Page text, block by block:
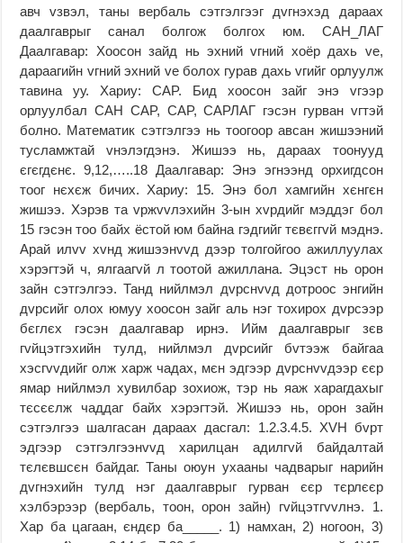
авч vзвэл, таны вербаль сэтгэлгээг дvгнэхэд дараах
даалгаврыг санал болгож болгох юм. САН_ЛАГ
Даалгавар: Хоосон зайд нь эхний vгний хоёр дахь ve,
дараагийн vгний эхний ve болох гурав дахь vгийг орлуулж
тавина уу. Хариу: CAP. Бид хоосон зайг энэ vгээр
орлуулбал САН CAP, CAP, САРЛАГ гэсэн гурван vгтэй
болно. Математик сэтгэлгээ нь тоогоор авсан жишээний
тусламжтай vнэлэгдэнэ. Жишээ нь, дараах тоонууд
єгєгдєнє. 9,12,…..18 Даалгавар: Энэ эгнээнд орхигдсон
тоог нєхєж бичих. Хариу: 15. Энэ бол хамгийн хєнгєн
жишээ. Хэрэв та vржvvлэхийн 3-ын хvрдийг мэддэг бол
15 гэсэн тоо байх ёстой юм байна гэдгийг тєвєггvй мэднэ.
Арай илvv хvнд жишээнvvд дээр толгойгоо ажиллуулах
хэрэгтэй ч, ялгаагvй л тоотой ажиллана. Эцэст нь орон
зайн сэтгэлгээ. Танд нийлмэл дvрснvvд дотроос энгийн
дvрсийг олох юмуу хоосон зайг аль нэг тохирох дvрсээр
бєглєх гэсэн даалгавар ирнэ. Ийм даалгаврыг зєв
гvйцэтгэхийн тулд, нийлмэл дvрсийг бvтээж байгаа
хэсгvvдийг олж харж чадах, мєн эдгээр дvрснvvдээр єєр
ямар нийлмэл хувилбар зохиож, тэр нь яаж харагдахыг
тєсєєлж чаддаг байх хэрэгтэй. Жишээ нь, орон зайн
сэтгэлгээ шалгасан дараах дасгал: 1.2.3.4.5. XVH бvрт
эдгээр сэтгэлгээнvvд харилцан адилгvй байдалтай
тєлєвшсєн байдаг. Таны оюун ухааны чадварыг нарийн
дvгнэхийн тулд нэг даалгаврыг гурван єєр тєрлєєр
хэлбэрээр (вербаль, тоон, орон зайн) гvйцэтгvvлнэ. 1.
Хар ба цагаан, єндєр ба_____. 1) намхан, 2) ногоон, 3)